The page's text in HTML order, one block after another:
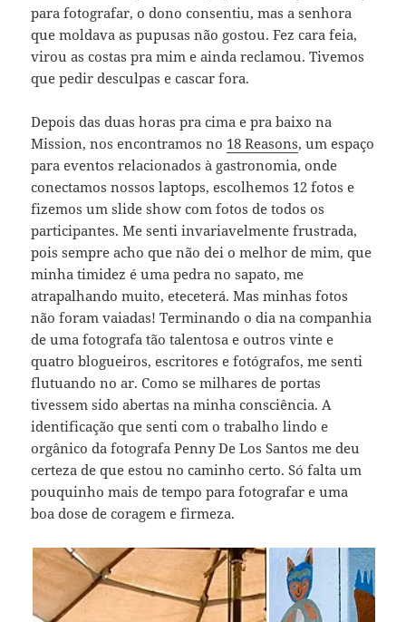
para fotografar, o dono consentiu, mas a senhora
que moldava as pupusas não gostou. Fez cara feia,
virou as costas pra mim e ainda reclamou. Tivemos
que pedir desculpas e cascar fora.
Depois das duas horas pra cima e pra baixo na
Mission, nos encontramos no 18 Reasons, um espaço
para eventos relacionados à gastronomia, onde
conectamos nossos laptops, escolhemos 12 fotos e
fizemos um slide show com fotos de todos os
participantes. Me senti invariavelmente frustrada,
pois sempre acho que não dei o melhor de mim, que
minha timidez é uma pedra no sapato, me
atrapalhando muito, eteceterá. Mas minhas fotos
não foram vaiadas! Terminando o dia na companhia
de uma fotografa tão talentosa e outros vinte e
quatro blogueiros, escritores e fotógrafos, me senti
flutuando no ar. Como se milhares de portas
tivessem sido abertas na minha consciência. A
identificação que senti com o trabalho lindo e
orgânico da fotografa Penny De Los Santos me deu
certeza de que estou no caminho certo. Só falta um
pouquinho mais de tempo para fotografar e uma
boa dose de coragem e firmeza.